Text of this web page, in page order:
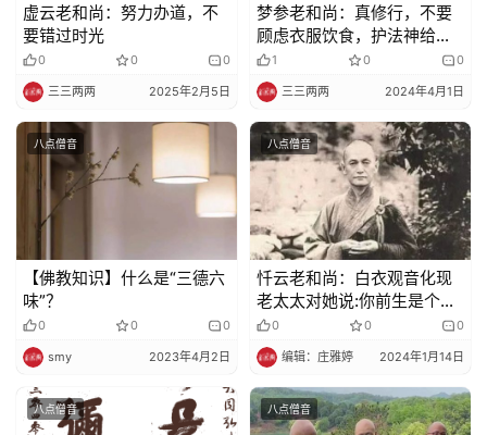
虚云老和尚：努力办道，不
要错过时光
0 0 0
三三两两 2025年2月5日
梦参老和尚：真修行，不要
顾虑衣服饮食，护法神给你
送来
1 0 0
三三两两 2024年4月1日
八点僧音
【佛教知识】什么是“三德六
味”？
0 0 0
smy 2023年4月2日
八点僧音
忏云老和尚：白衣观音化现
老太太对她说:你前生是个出
家人,不要让红尘埋没你的善
根
0 0 0
编辑：庄雅婷 2024年1月14日
八点僧音 八点僧音